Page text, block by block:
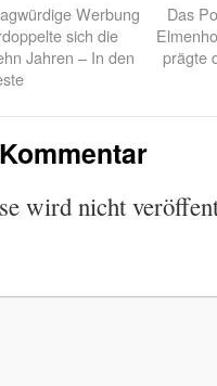
Werbung
sich die
Jahren – In den
Das
prägte
wird nicht